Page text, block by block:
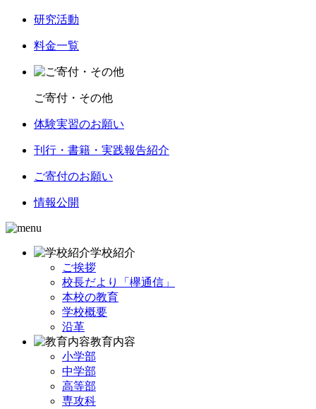
研究活動
料金一覧
ご寄付・その他
体験実習のお願い
刊行・書籍・実践報告紹介
ご寄付のお願い
情報公開
学校紹介
ご挨拶
校長だより「欅通信」
本校の教育
学校概要
沿革
教育内容
小学部
中学部
高等部
専攻科